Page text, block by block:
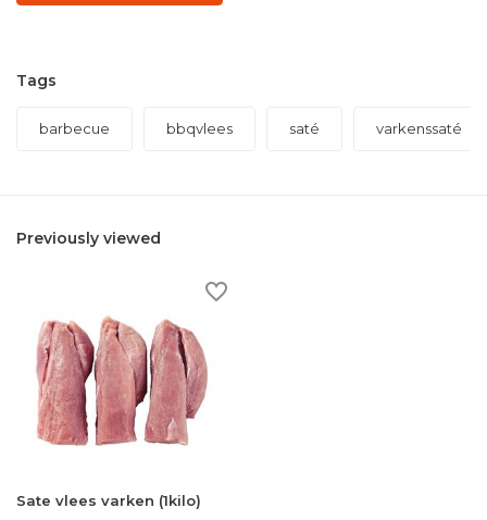
Tags
barbecue bbqvlees saté varkenssaté
Previously viewed
Sate vlees varken (1kilo)